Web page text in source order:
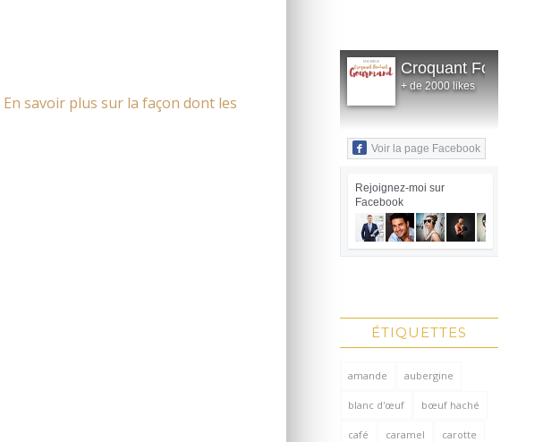
En savoir plus sur la façon dont les
Croquant Fondant
+ de 2000 likes
Voir la page Facebook
Rejoignez-moi sur
Facebook
ÉTIQUETTES
amande aubergine
blanc d'œuf bœuf haché
café caramel carotte